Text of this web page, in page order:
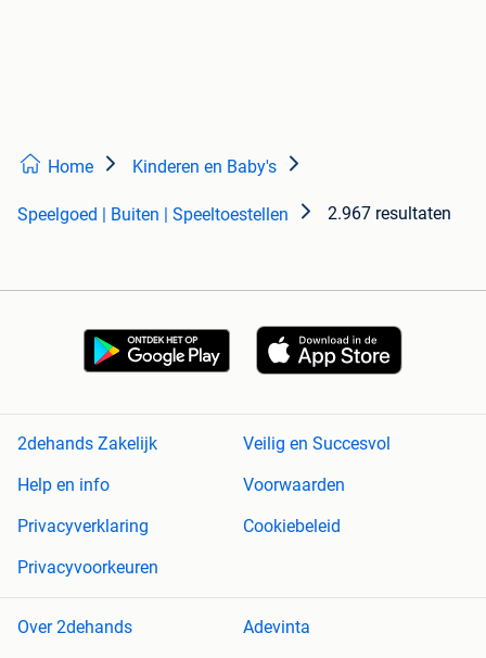
Home Kinderen en Baby's
Speelgoed | Buiten | Speeltoestellen 2.967 resultaten
2dehands Zakelijk
Veilig en Succesvol
Help en info
Voorwaarden
Privacyverklaring
Cookiebeleid
Privacyvoorkeuren
Over 2dehands Adevinta